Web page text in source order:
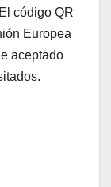
código QR
Europea
aceptado